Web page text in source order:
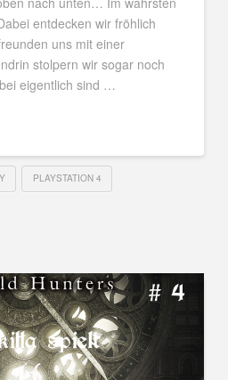
entdecken wir fröhlich
uns mit einer
stolpern wir sogar noch
eigentlich sind …
PLAYSTATION 4